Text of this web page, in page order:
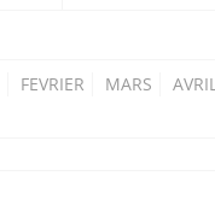
FEVRIER MARS